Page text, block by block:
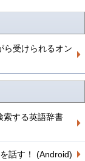
ら受けられるオン
索する英語辞書
話す！ (Android)